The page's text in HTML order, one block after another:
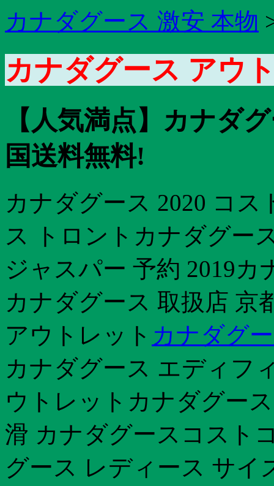
カナダグース 激安 本物
カナダグース アウ
【人気満点】カナダ
国送料無料!
カナダグース 2020 コ
ス トロントカナダグー
ジャスパー 予約 2019
カナダグース 取扱店 京
アウトレット カナダグ
カナダグース エディフ
ウトレットカナダグー
滑 カナダグースコスト
グース レディース サイ